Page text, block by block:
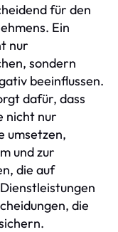
für den
Ein
nur
sondern
beeinflussen.
dafür, dass
nicht nur
umsetzen,
und zur
die auf
die